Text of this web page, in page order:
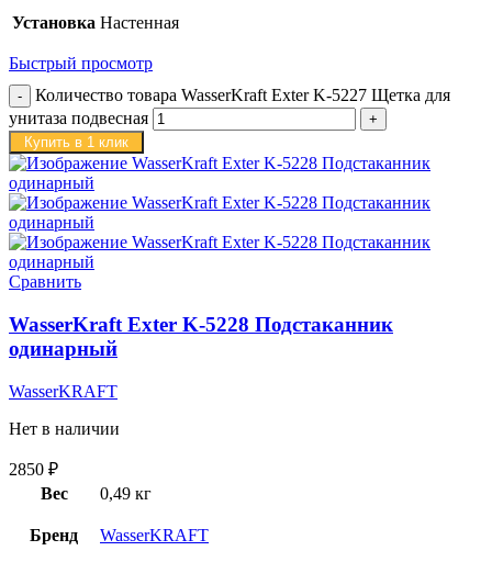
Установка Настенная
Быстрый просмотр
Количество товара WasserKraft Exter K-5227 Щетка для
унитаза подвесная
Купить в 1 клик
Сравнить
WasserKraft Exter K-5228 Подстаканник
одинарный
WasserKRAFT
Нет в наличии
2850 ₽
Вес
0,49 кг
Бренд WasserKRAFT